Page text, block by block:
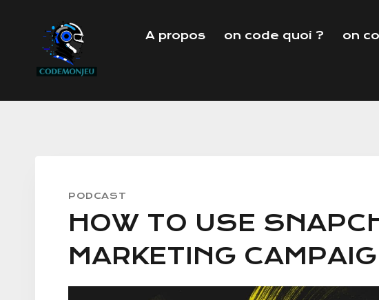
contenu
A propos on code quoi ? on
PODCAST
HOW TO USE
MARKETING